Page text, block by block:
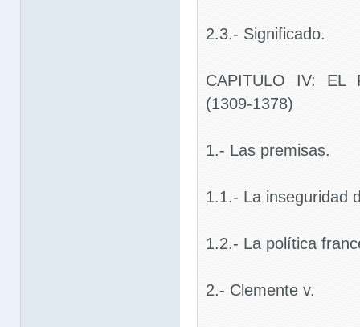
2.3.- Significado.
CAPITULO IV: EL
(1309-1378)
1.- Las premisas.
1.1.- La inseguridad
1.2.- La política
2.- Clemente v.